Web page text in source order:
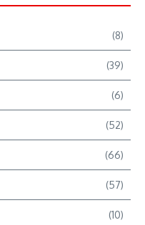
(8)
(39)
(6)
(52)
(66)
(57)
(10)